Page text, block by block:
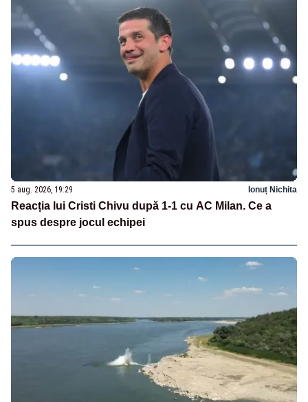
5 aug. 2026, 19:29 Ionuț Nichita
Reacția lui Cristi Chivu după 1-1 cu AC Milan. Ce a
spus despre jocul echipei